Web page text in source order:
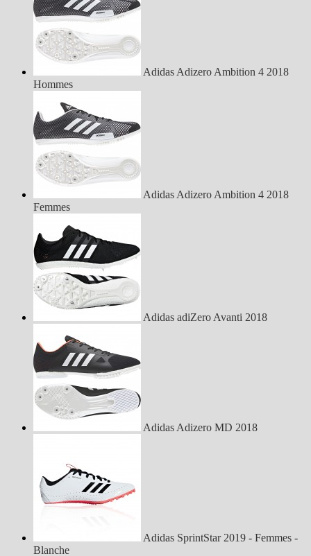
Adidas Adizero Ambition 4 2018
Hommes
Adidas Adizero Ambition 4 2018
Femmes
Adidas adiZero Avanti 2018
Adidas Adizero MD 2018
Adidas SprintStar 2019 - Femmes -
Blanche